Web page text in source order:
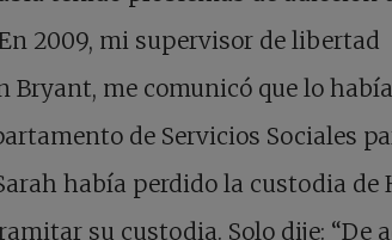
2009, mi supervisor de libertad
Bryant, me comunicó que lo
de Servicios Sociales
había perdido la custodia de
su custodia. Solo dije: “De